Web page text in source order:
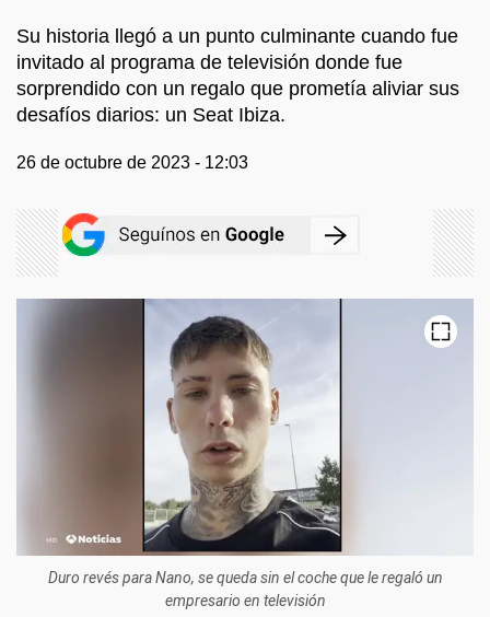
Su historia llegó a un punto culminante cuando fue
invitado al programa de televisión donde fue
sorprendido con un regalo que prometía aliviar sus
desafíos diarios: un Seat Ibiza.
26 de octubre de 2023 - 12:03
Duro revés para Nano, se queda sin el coche que le regaló un
empresario en televisión